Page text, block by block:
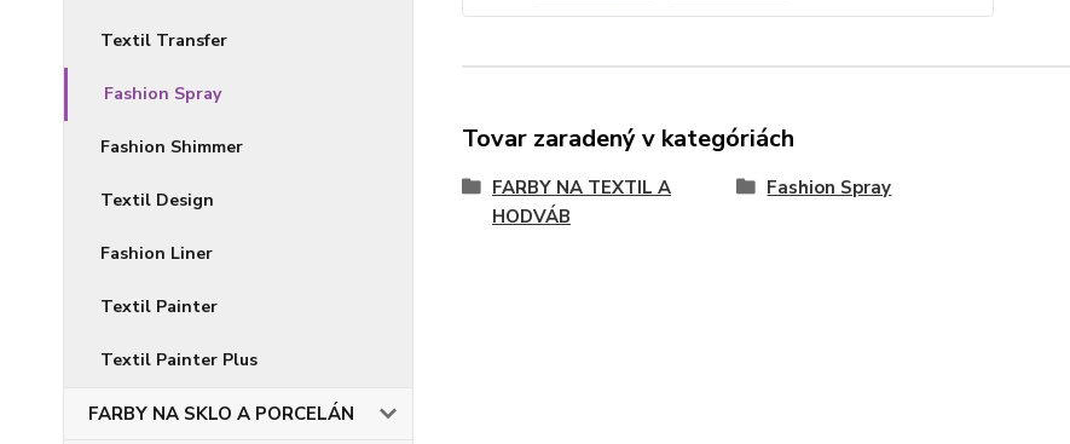
Textil Transfer
Fashion Spray
Fashion Shimmer
Textil Design
Fashion Liner
Textil Painter
Textil Painter Plus
FARBY NA SKLO A PORCELÁN
Tovar zaradený v kategóriách
FARBY NA TEXTIL A
HODVÁB
Fashion Spray